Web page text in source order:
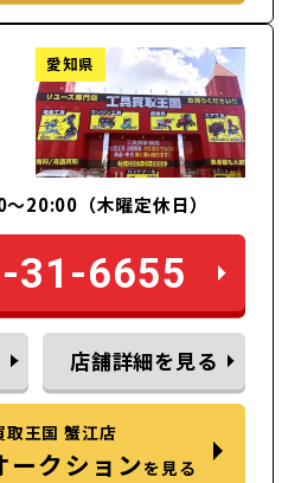
愛知県
20:00（木曜定休日）
31-6655
店舗詳細を見る
取王国 蟹江店
クションを見る